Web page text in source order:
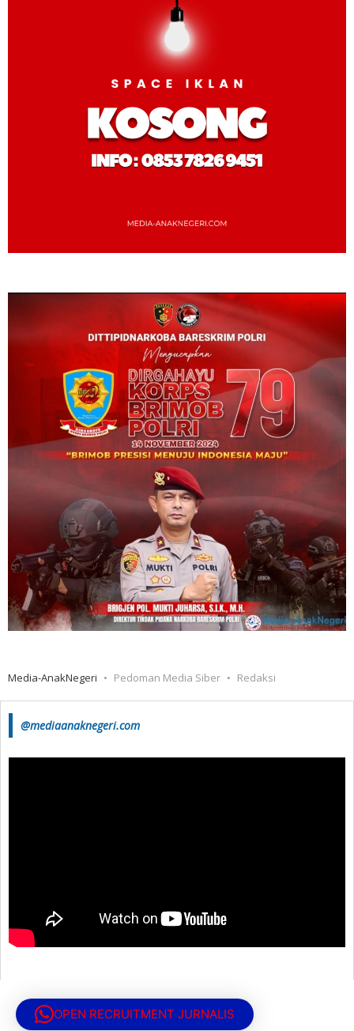
Media-AnakNegeri Pedoman Media Siber Redaksi
@mediaanaknegeri.com
OPEN RECRUITMENT JURNALIS